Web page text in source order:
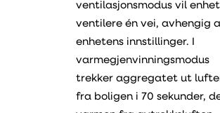
ventilasjonsmodus vil
ventilere én vei, avhengig
enhetens innstillinger. I
varmegjenvinningsmodus
trekker aggregatet ut
fra boligen i 70 sekunder,